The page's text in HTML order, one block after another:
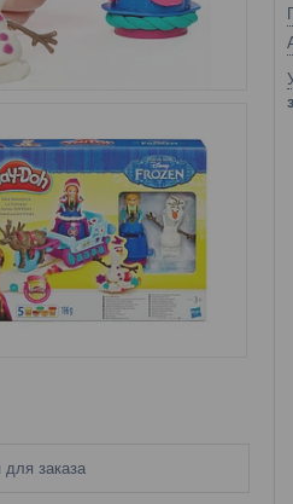
заказа